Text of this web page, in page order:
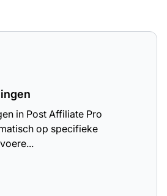
in Post Affiliate Pro
op specifieke